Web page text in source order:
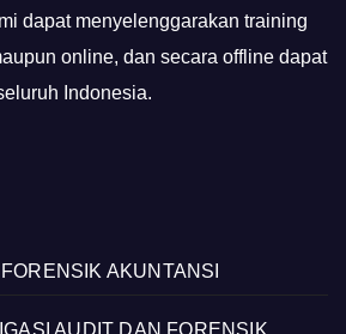
dapat menyelenggarakan training
online, dan secara offline dapat
Indonesia.
AKUNTANSI
AUDIT DAN FORENSIK